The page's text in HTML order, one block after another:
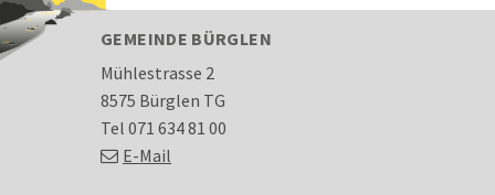
FOOTER
GEMEINDE BÜRGLEN
Mühlestrasse 2
8575 Bürglen TG
Tel 071 634 81 00
E-Mail